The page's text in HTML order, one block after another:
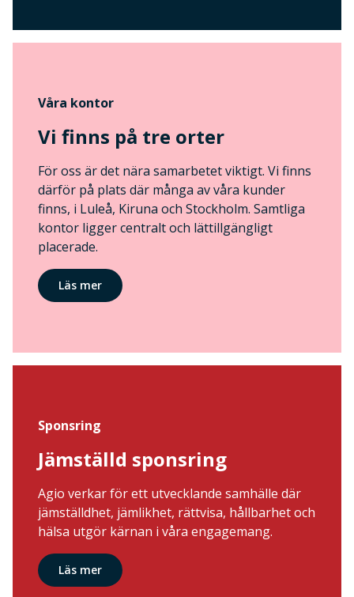
Våra kontor
Vi finns på tre orter
För oss är det nära samarbetet viktigt. Vi finns
därför på plats där många av våra kunder
finns, i Luleå, Kiruna och Stockholm. Samtliga
kontor ligger centralt och lättillgängligt
placerade.
Läs mer
Sponsring
Jämställd sponsring
Agio verkar för ett utvecklande samhälle där
jämställdhet, jämlikhet, rättvisa, hållbarhet och
hälsa utgör kärnan i våra engagemang.
Läs mer